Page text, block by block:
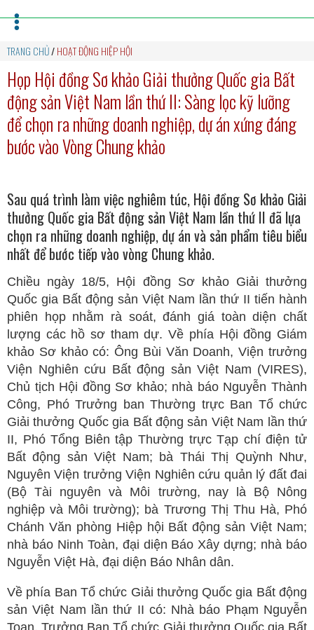
TRANG CHỦ/HOẠT ĐỘNG HIỆP HỘI
Họp Hội đồng Sơ khảo Giải thưởng Quốc gia Bất
động sản Việt Nam lần thứ II: Sàng lọc kỹ lưỡng
để chọn ra những doanh nghiệp, dự án xứng đáng
bước vào Vòng Chung khảo
Sau quá trình làm việc nghiêm túc, Hội đồng Sơ khảo Giải
thưởng Quốc gia Bất động sản Việt Nam lần thứ II đã lựa
chọn ra những doanh nghiệp, dự án và sản phẩm tiêu biểu
nhất để bước tiếp vào vòng Chung khảo.
Chiều ngày 18/5, Hội đồng Sơ khảo Giải thưởng
Quốc gia Bất động sản Việt Nam lần thứ II tiến hành
phiên họp nhằm rà soát, đánh giá toàn diện chất
lượng các hồ sơ tham dự. Về phía Hội đồng Giám
khảo Sơ khảo có: Ông Bùi Văn Doanh, Viện trưởng
Viện Nghiên cứu Bất động sản Việt Nam (VIRES),
Chủ tịch Hội đồng Sơ khảo; nhà báo Nguyễn Thành
Công, Phó Trưởng ban Thường trực Ban Tổ chức
Giải thưởng Quốc gia Bất động sản Việt Nam lần thứ
II, Phó Tổng Biên tập Thường trực Tạp chí điện tử
Bất động sản Việt Nam; bà Thái Thị Quỳnh Như,
Nguyên Viện trưởng Viện Nghiên cứu quản lý đất đai
(Bộ Tài nguyên và Môi trường, nay là Bộ Nông
nghiệp và Môi trường); bà Trương Thị Thu Hà, Phó
Chánh Văn phòng Hiệp hội Bất động sản Việt Nam;
nhà báo Ninh Toàn, đại diện Báo Xây dựng; nhà báo
Nguyễn Việt Hà, đại diện Báo Nhân dân.
Về phía Ban Tổ chức Giải thưởng Quốc gia Bất động
sản Việt Nam lần thứ II có: Nhà báo Phạm Nguyễn
Toan, Trưởng Ban Tổ chức Giải thưởng Quốc gia Bất